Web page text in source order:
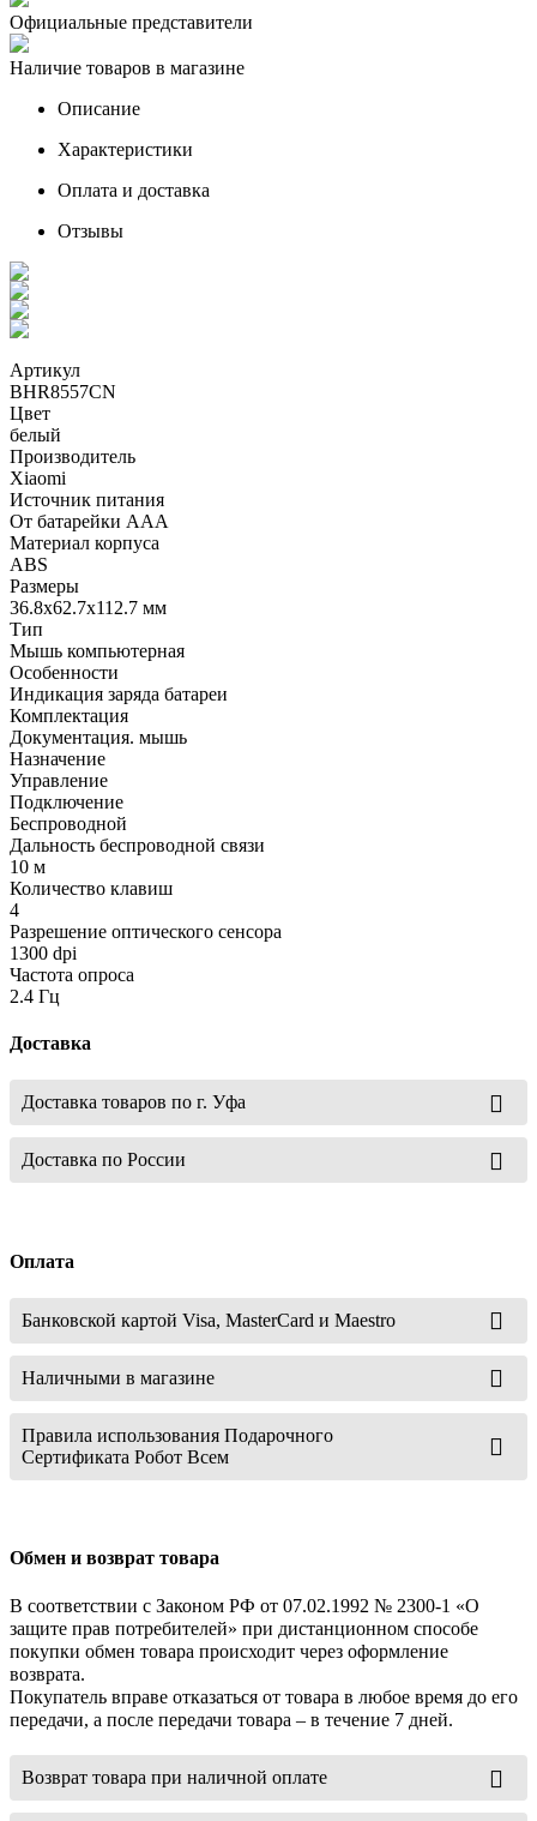
Официальные представители
Наличие товаров в магазине
Описание
Характеристики
Оплата и доставка
Отзывы
Артикул
BHR8557CN
Цвет
белый
Производитель
Xiaomi
Источник питания
Oт батарейки AAA
Материал корпуса
ABS
Размеры
36.8х62.7х112.7 мм
Тип
Мышь компьютерная
Особенности
Индикация заряда батареи
Комплектация
Документация. мышь
Назначение
Управление
Подключение
Беспроводной
Дальность беспроводной связи
10 м
Количество клавиш
4
Разрешение оптического сенсора
1300 dpi
Частота опроса
2.4 Гц
Доставка
Доставка товаров по г. Уфа
Доставка по России
Оплата
Банковской картой Visa, MasterCard и Maestro
Наличными в магазине
Правила использования Подарочного
Сертификата Робот Всем
Обмен и возврат товара
В соответствии с Законом РФ от 07.02.1992 № 2300-1 «О
защите прав потребителей» при дистанционном способе
покупки обмен товара происходит через оформление
возврата.
Покупатель вправе отказаться от товара в любое время до его
передачи, а после передачи товара – в течение 7 дней.
Возврат товара при наличной оплате